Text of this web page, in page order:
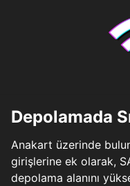
Depolamada
Anakart üzerinde
girişlerine ek olarak,
depolama alanını